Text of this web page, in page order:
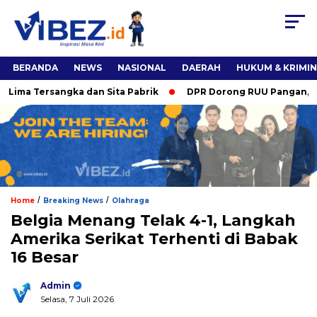
BERANDA NEWS NASIONAL DAERAH HUKUM &
Tersangka dan Sita Pabrik DPR Dorong RUU Pangan,
Home / Breaking News / Olahraga
Belgia Menang Telak 4-1, Langkah
Amerika Serikat Terhenti di Babak
16 Besar
Admin
Selasa, 7 Juli 2026